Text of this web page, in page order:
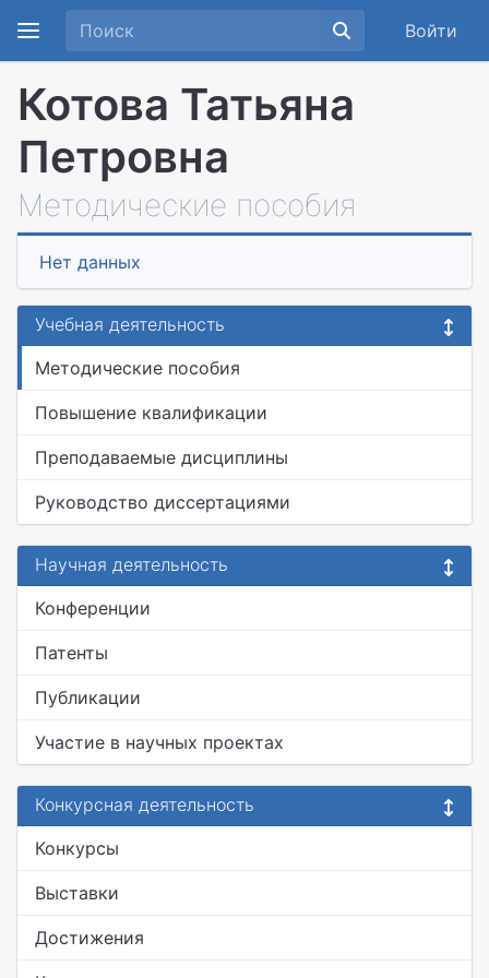
Войти
Котова Татьяна
Петровна
Методические пособия
Нет данных
Учебная деятельность
Методические пособия
Повышение квалификации
Преподаваемые дисциплины
Руководство диссертациями
Научная деятельность
Конференции
Патенты
Публикации
Участие в научных проектах
Конкурсная деятельность
Конкурсы
Выставки
Достижения